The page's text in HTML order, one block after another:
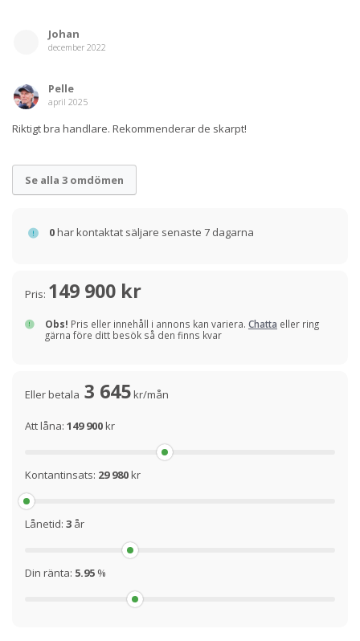
Johan
december 2022
Pelle
april 2025
Riktigt bra handlare. Rekommenderar de skarpt!
Se alla 3 omdömen
0har kontaktat säljare senaste 7 dagarna
Pris: 149 900 kr
Obs! Pris eller innehåll i annons kan variera. Chatta eller ring
gärna före ditt besök så den finns kvar
Eller betala 3 645kr/mån
Att låna: 149 900kr
Kontantinsats: 29 980kr
Lånetid: 3 år
Din ränta: 5.95 %